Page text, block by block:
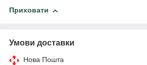
Приховати
Умови доставки
Нова Пошта